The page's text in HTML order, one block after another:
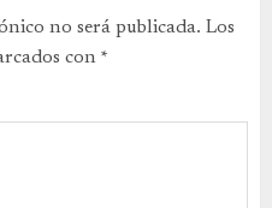
no será publicada. Los
con *